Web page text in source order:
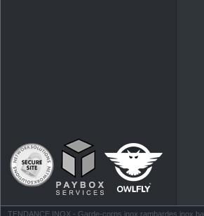
TENDANCE INOX - Garde-corps inox rambardes inox